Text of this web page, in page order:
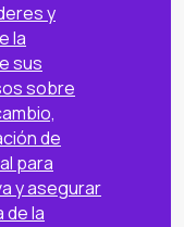
y
la
sus
sobre
de
para
y asegurar
de la